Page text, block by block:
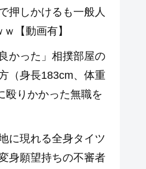
押しかけるも一般人
【動画有】
かった」相撲部屋の
（身長183cm、体重
殴りかかった無職を
に現れる全身タイツ
身願望持ちの不審者